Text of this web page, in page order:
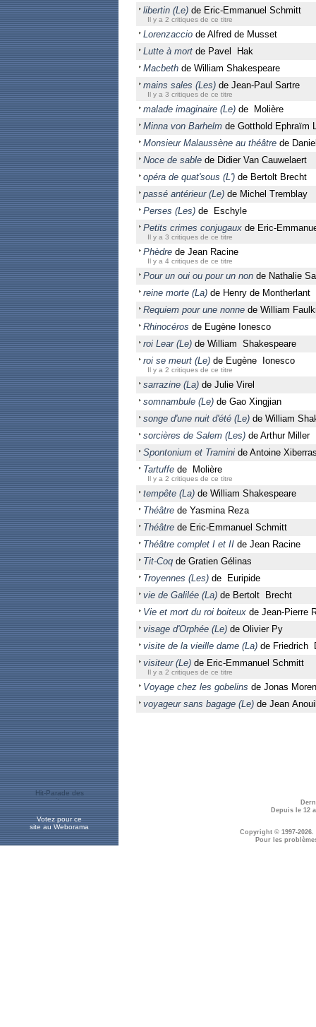
libertin (Le) de Eric-Emmanuel Schmitt
Il y a 2 critiques de ce titre
Lorenzaccio de Alfred de Musset
Lutte à mort de Pavel Hak
Macbeth de William Shakespeare
mains sales (Les) de Jean-Paul Sartre
Il y a 3 critiques de ce titre
malade imaginaire (Le) de Molière
Minna von Barhelm de Gotthold Ephraïm
Monsieur Malaussène au théâtre de
Noce de sable de Didier Van Cauwelaert
opéra de quat'sous (L') de Bertolt Brecht
passé antérieur (Le) de Michel Tremblay
Perses (Les) de Eschyle
Petits crimes conjugaux de Eric-
Il y a 3 critiques de ce titre
Phèdre de Jean Racine
Il y a 4 critiques de ce titre
Pour un oui ou pour un non de Nathalie
reine morte (La) de Henry de Montherlant
Requiem pour une nonne de William
Rhinocéros de Eugène Ionesco
roi Lear (Le) de William Shakespeare
roi se meurt (Le) de Eugène Ionesco
Il y a 2 critiques de ce titre
sarrazine (La) de Julie Virel
somnambule (Le) de Gao Xingjian
songe d'une nuit d'été (Le) de William
sorcières de Salem (Les) de Arthur Miller
Spontonium et Tramini de Antoine
Tartuffe de Molière
Il y a 2 critiques de ce titre
tempête (La) de William Shakespeare
Théâtre de Yasmina Reza
Théâtre de Eric-Emmanuel Schmitt
Théâtre complet I et II de Jean Racine
Tit-Coq de Gratien Gélinas
Troyennes (Les) de Euripide
vie de Galilée (La) de Bertolt Brecht
Vie et mort du roi boiteux de Jean-Pierre
visage d'Orphée (Le) de Olivier Py
visite de la vieille dame (La) de Friedrich
visiteur (Le) de Eric-Emmanuel Schmitt
Il y a 2 critiques de ce titre
Voyage chez les gobelins de Jonas
voyageur sans bagage (Le) de Jean
Votez pour ce
site au Weborama
Depuis le 12
Copyright © 1997-2026.
Pour les